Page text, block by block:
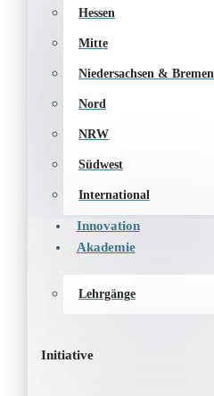
Hessen
Mitte
Niedersachsen & Bremen
Nord
NRW
Südwest
International
Innovation
Akademie
Lehrgänge
Initiative